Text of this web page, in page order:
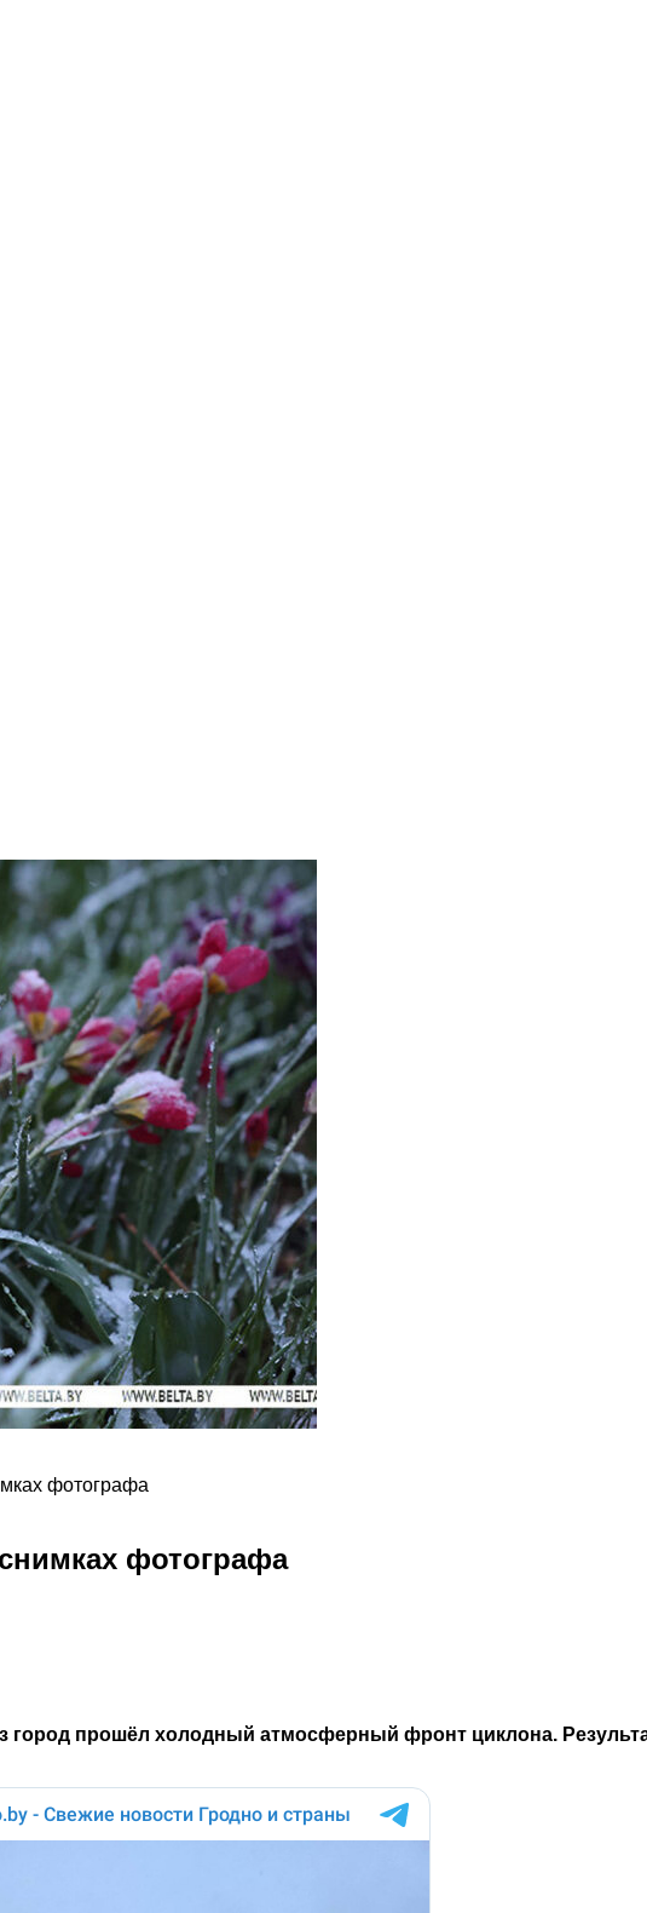
фотографа
фотографа
город прошёл холодный атмосферный фронт циклона.